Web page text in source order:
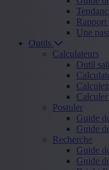
Une
Outils
Calculateurs
Outil
Postuler
Guide
Guide
Recherche
Guide
Guide